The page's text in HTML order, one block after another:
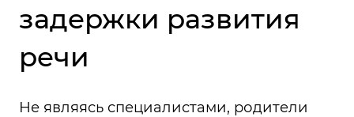
задержки развития
речи
Не являясь специалистами, родители